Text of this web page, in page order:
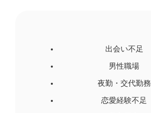
出会い不足
男性職場
夜勤・交代勤務
恋愛経験不足